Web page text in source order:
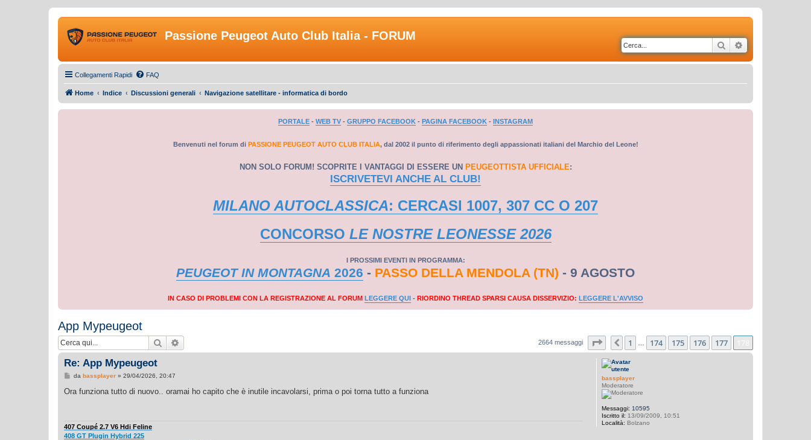
Passione Peugeot Auto Club Italia - FORUM
Cerca
Collegamenti Rapidi FAQ
Home Indice Discussioni generali Navigazione satellitare - informatica di bordo
PORTALE - WEB TV - GRUPPO FACEBOOK - PAGINA FACEBOOK - INSTAGRAM
Benvenuti nel forum di PASSIONE PEUGEOT AUTO CLUB ITALIA, dal 2002 il punto di riferimento degli appassionati italiani del Marchio del Leone!
NON SOLO FORUM! SCOPRITE I VANTAGGI DI ESSERE UN PEUGEOTTISTA UFFICIALE:
ISCRIVETEVI ANCHE AL CLUB!
MILANO AUTOCLASSICA: CERCASI 1007, 307 CC O 207
CONCORSO LE NOSTRE LEONESSE 2026
I PROSSIMI EVENTI IN PROGRAMMA:
PEUGEOT IN MONTAGNA 2026 - PASSO DELLA MENDOLA (TN) - 9 AGOSTO
IN CASO DI PROBLEMI CON LA REGISTRAZIONE AL FORUM LEGGERE QUI - RIORDINO THREAD SPARSI CAUSA DISSERVIZIO: LEGGERE L'AVVISO
App Mypeugeot
Cerca 2664 messaggi Pagina178di178
Precedente
1 174 175 176 177
bassplayer
Moderatore
Messaggi: 10595
Iscritto il: 13/09/2009, 10:51
Località: Bolzano
Re: App Mypeugeot
M
s
i
o
da bassplayer» 29/04/2026, 20:47
Ora funziona tutto di nuovo.. oramai ho capito che è inutile incavolarsi, prima o poi torna tutto a funziona
407 Coupé 2.7 V6 Hdi Feline
408 GT Plugin Hybrid 225